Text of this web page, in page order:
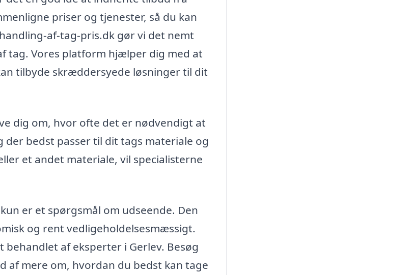
priser og tjenester, så du kan
af-tag-pris.dk gør vi det nemt
tag. Vores platform hjælper dig med at
tilbyde skræddersyede løsninger til dit
dig om, hvor ofte det er nødvendigt at
bedst passer til dit tags materiale og
et andet materiale, vil specialisterne
er et spørgsmål om udseende. Den
og rent vedligeholdelsesmæssigt.
af eksperter i Gerlev. Besøg
af mere om, hvordan du bedst kan tage